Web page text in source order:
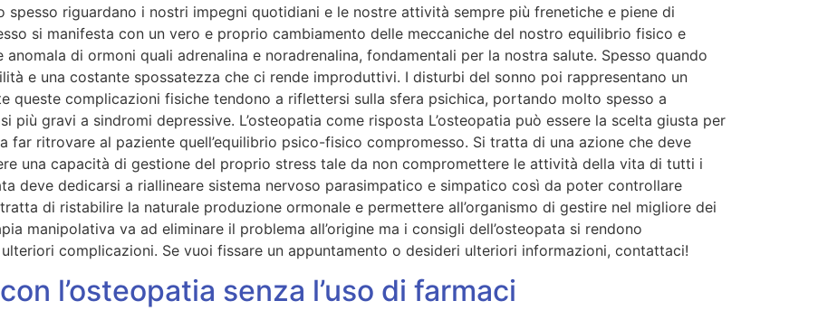
riguardano i nostri impegni quotidiani e le nostre attività sempre più frenetiche e piene di
si manifesta con un vero e proprio cambiamento delle meccaniche del nostro equilibrio fisico e
di ormoni quali adrenalina e noradrenalina, fondamentali per la nostra salute. Spesso quando
e una costante spossatezza che ci rende improduttivi. I disturbi del sonno poi rappresentano un
queste complicazioni fisiche tendono a riflettersi sulla sfera psichica, portando molto spesso a
gravi a sindromi depressive. L’osteopatia come risposta L’osteopatia può essere la scelta giusta per
far ritrovare al paziente quell’equilibrio psico-fisico compromesso. Si tratta di una azione che deve
una capacità di gestione del proprio stress tale da non compromettere le attività della vita di tutti i
deve dedicarsi a riallineare sistema nervoso parasimpatico e simpatico così da poter controllare
di ristabilire la naturale produzione ormonale e permettere all’organismo di gestire nel migliore dei
manipolativa va ad eliminare il problema all’origine ma i consigli dell’osteopata si rendono
complicazioni. Se vuoi fissare un appuntamento o desideri ulteriori informazioni, contattaci!
l’osteopatia senza l’uso di farmaci